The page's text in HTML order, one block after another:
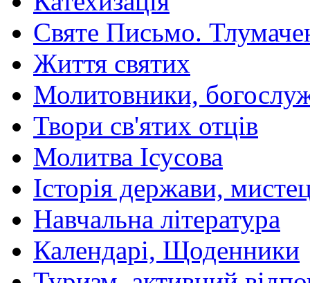
Святе Письмо.
Життя святих
Молитовники,
Твори св'ятих отців
Молитва Ісусова
Історія держави,
Навчальна література
Календарі, Щоденники